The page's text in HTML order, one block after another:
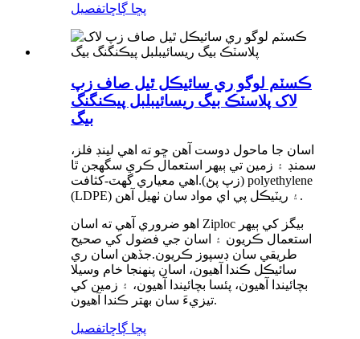
پڇا ڳاڇاتفصيل
ڪسٽم لوگو ري سائيڪل ٿيل صاف زپ
لاک پلاسٽڪ بيگ ريسائيبلبل پيڪنگنگ
بيگ
اسان جا ماحول دوست آهن ڇو ته اهي لينڊ فلز،
سمنڊ ۽ زمين تي ٻيهر استعمال ڪري سگهجن ٿا
(زپ پڻ).اهي معياري گهٽ-کثافت polyethylene
(LDPE) ۽ ريٽيڪل پي اي مواد سان ٺهيل آهن.
اهو ضروري آهي ته اسان Ziploc بيگز کي ٻيهر
استعمال ڪريون ۽ اسان جي فضول کي صحيح
طريقي سان ڊسپوز ڪريون.جڏهن اسان ري
سائيڪل ڪندا آهيون، اسان پنهنجا خام وسيلا
بچائيندا آهيون، پئسا بچائيندا آهيون، ۽ زمين کي
تيزيءَ سان بهتر ڪندا آهيون.
پڇا ڳاڇاتفصيل